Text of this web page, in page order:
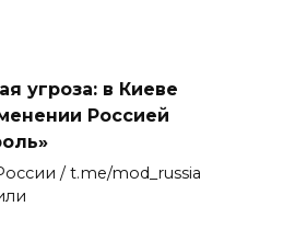
угроза: в Киеве
Россией
/ t.me/mod_russia